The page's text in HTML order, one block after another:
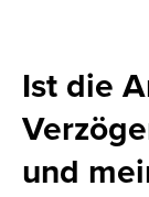
Ist die
und